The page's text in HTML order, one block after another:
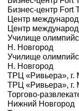
Бизнес-центр Fort
Центр
Центр
Училище
Н. Новгород
Училище
Н. Новгород
ТРЦ «Ривьера», г.
ТРЦ «Ривьера», г.
Торгово-
Нижний Новгород